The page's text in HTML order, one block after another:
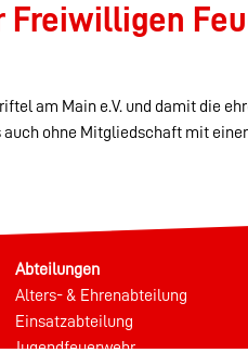
Freiwilligen
am Main e.V. und damit die
ohne Mitgliedschaft mit
Abteilungen
Alters- & Ehrenabteilung
Einsatzabteilung
Jugendfeuerwehr